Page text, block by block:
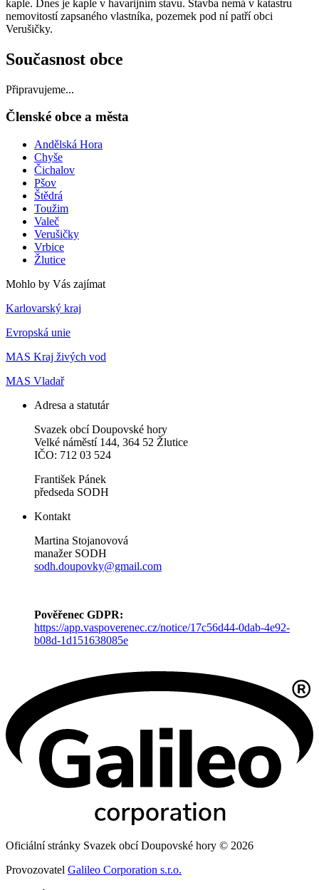
kaple. Dnes je kaple v havarijním stavu. Stavba nemá v katastru
nemovitostí zapsaného vlastníka, pozemek pod ní patří obci
Verušičky.
Současnost obce
Připravujeme...
Členské obce a města
Andělská Hora
Chyše
Čichalov
Pšov
Štědrá
Toužim
Valeč
Verušičky
Vrbice
Žlutice
Mohlo by Vás zajímat
Karlovarský kraj
Evropská unie
MAS Kraj živých vod
MAS Vladař
Adresa a statutár
Svazek obcí Doupovské hory
Velké náměstí 144, 364 52 Žlutice
IČO: 712 03 524
František Pánek
předseda SODH
Kontakt
Martina Stojanovová
manažer SODH
sodh.doupovky@gmail.com
Pověřenec GDPR:
https://app.vaspoverenec.cz/notice/17c56d44-0dab-4e92-
b08d-1d151638085e
Oficiální stránky Svazek obcí Doupovské hory © 2026
Provozovatel Galileo Corporation s.r.o.